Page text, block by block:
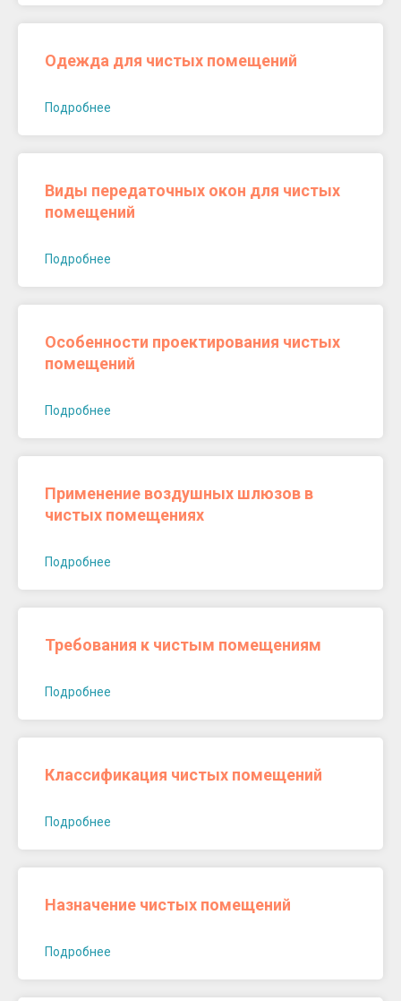
Одежда для чистых помещений
Подробнее
Виды передаточных окон для чистых
помещений
Подробнее
Особенности проектирования чистых
помещений
Подробнее
Применение воздушных шлюзов в
чистых помещениях
Подробнее
Требования к чистым помещениям
Подробнее
Классификация чистых помещений
Подробнее
Назначение чистых помещений
Подробнее